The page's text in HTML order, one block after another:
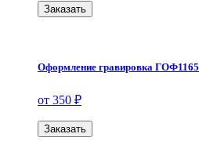
Заказать
Оформление гравировка ГОФ1165
от 350 ₽
Заказать